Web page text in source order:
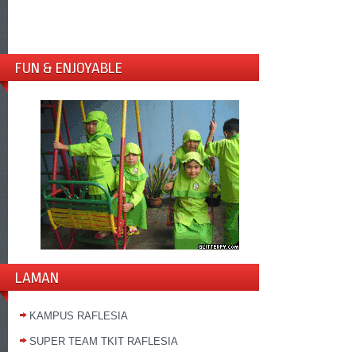
FUN & ENJOYABLE
LAMAN
KAMPUS RAFLESIA
SUPER TEAM TKIT RAFLESIA